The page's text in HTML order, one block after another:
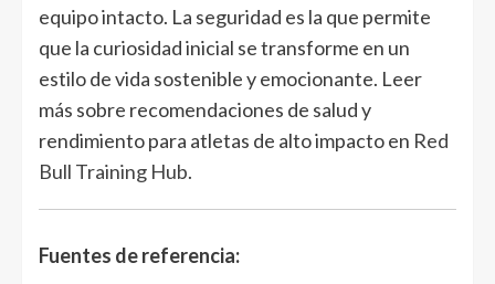
equipo intacto. La seguridad es la que permite
que la curiosidad inicial se transforme en un
estilo de vida sostenible y emocionante. Leer
más sobre recomendaciones de salud y
rendimiento para atletas de alto impacto en Red
Bull Training Hub.
Fuentes de referencia: